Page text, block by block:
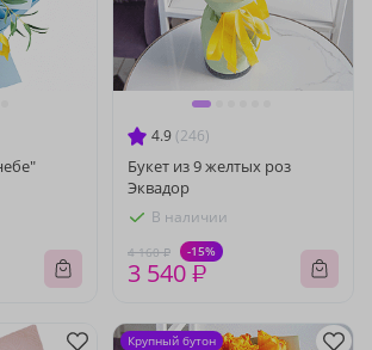
4.9 (246)
Букет из 9 желтых роз
Эквадор
В наличии
4 160 ₽ -15%
3 540 ₽
Крупный бутон